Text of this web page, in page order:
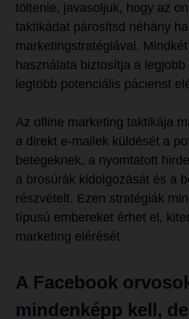
töltenie, javasoljuk, hogy az
taktikádat párosítsd néhány
marketingstratégiával.
használata biztosítja a
legtöbb potenciális pácienst
Az ofline marketing taktikája
a direkt e-mailek küldését a
betegeknek, a nyomtatott
a brosúrák kidolgozását és a
részvételt. Ezen stratégiák
típusú embereket érhet el,
marketing elérését.
A Facebook
mindenképp kell,